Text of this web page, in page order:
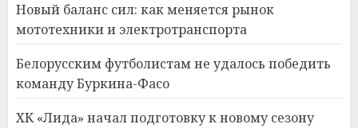
Новый баланс сил: как меняется рынок
мототехники и электротранспорта
Белорусским футболистам не удалось победить
команду Буркина-Фасо
ХК «Лида» начал подготовку к новому сезону